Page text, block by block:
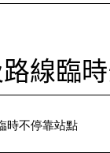
線臨
時不停靠站點